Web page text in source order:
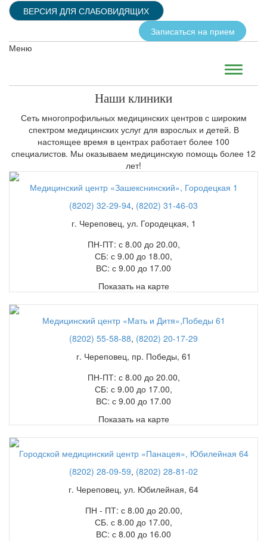
ВЕРСИЯ ДЛЯ СЛАБОВИДЯЩИХ
Записаться на прием
Меню
Наши клиники
Сеть многопрофильных медицинских центров с широким
спектром медицинских услуг для взрослых и детей. В
настоящее время в центрах работает более 100
специалистов. Мы оказываем медицинскую помощь более 12
лет!
Медицинский центр «Зашекснинский», Городецкая 1
(8202) 32-29-94, (8202) 31-46-03
г. Череповец, ул. Городецкая, 1
ПН-ПТ: с 8.00 до 20.00,
СБ: с 9.00 до 18.00,
ВС: с 9.00 до 17.00
Показать на карте
Медицинский центр «Мать и Дитя»,Победы 61
(8202) 55-58-88, (8202) 20-17-29
г. Череповец, пр. Победы, 61
ПН-ПТ: с 8.00 до 20.00,
СБ: с 9.00 до 17.00,
ВС: с 9.00 до 17.00
Показать на карте
Городской медицинский центр «Панацея», Юбилейная 64
(8202) 28-09-59, (8202) 28-81-02
г. Череповец, ул. Юбилейная, 64
ПН - ПТ: с 8.00 до 20.00,
СБ. с 8.00 до 17.00,
ВС: с 8.00 до 16.00